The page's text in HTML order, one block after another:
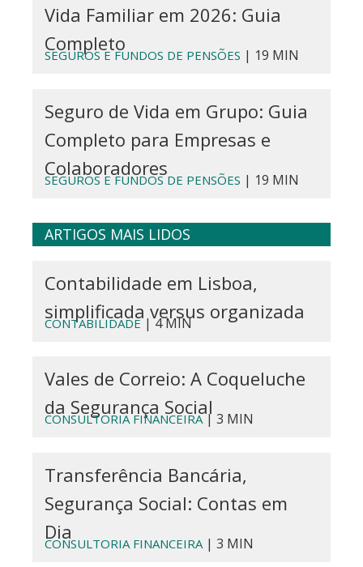
Vida Familiar em 2026: Guia
Completo
SEGUROS E FUNDOS DE PENSÕES | 19 MIN
Seguro de Vida em Grupo: Guia
Completo para Empresas e
Colaboradores
SEGUROS E FUNDOS DE PENSÕES | 19 MIN
ARTIGOS MAIS LIDOS
Contabilidade em Lisboa,
simplificada versus organizada
CONTABILIDADE| 4 MIN
Vales de Correio: A Coqueluche
da Segurança Social
CONSULTORIA FINANCEIRA| 3 MIN
Transferência Bancária,
Segurança Social: Contas em
Dia
CONSULTORIA FINANCEIRA| 3 MIN